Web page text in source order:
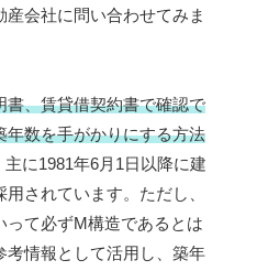
会社に問い合わせてみま
書、賃貸借契約書で確認で
年数を手がかりにする方法
主に1981年6月1日以降に建
されています。ただし、
って必ずM構造であるとは
考情報として活用し、築年